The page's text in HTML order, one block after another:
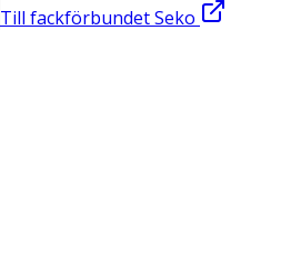
Till fackförbundet Seko